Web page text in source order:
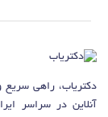
دکتریاب، راهی سریع
آنلاین در سراسر